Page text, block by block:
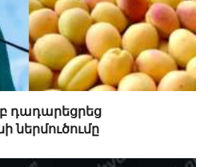
դադարեցրեց
ներմուծումը